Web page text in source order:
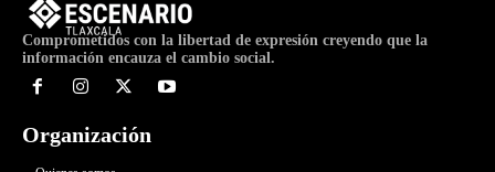
Comprometidos con la libertad de expresión creyendo que la
información encauza el cambio social.
Organización